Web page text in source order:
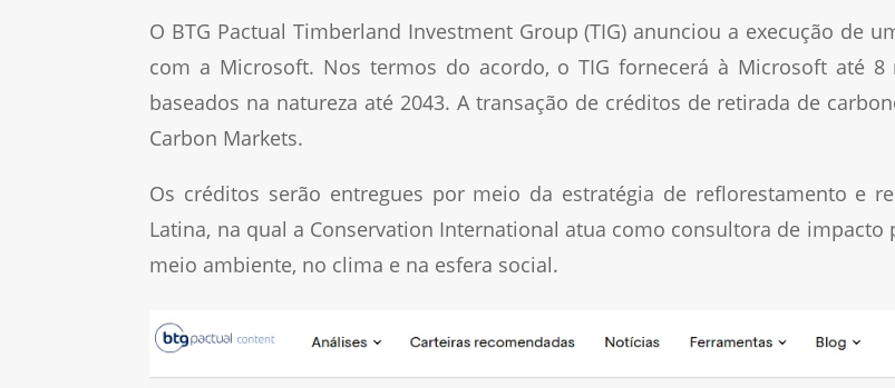
O BTG Pactual Timberland Investment Group (TIG) anunciou a execução de
com a Microsoft. Nos termos do acordo, o TIG fornecerá à Microsoft até
baseados na natureza até 2043. A transação de créditos de retirada de
Carbon Markets.
Os créditos serão entregues por meio da estratégia de reflorestamento e
Latina, na qual a Conservation International atua como consultora de
meio ambiente, no clima e na esfera social.